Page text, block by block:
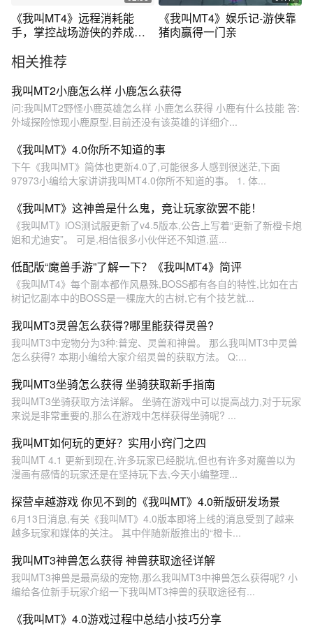
《我叫MT4》远程消耗能
手，掌控战场游侠的养成技
《我叫MT4》娱乐记-游侠靠
猪肉赢得一门亲
相关推荐
我叫MT2小鹿怎么样 小鹿怎么获得
问:我叫MT2野怪小鹿英雄怎么样 小鹿怎么获得 小鹿有什么技能 答:
外域探险惊现小鹿原型,目前还没有该英雄的详细介...
《我叫MT》4.0你所不知道的事
下午《我叫MT》简体也更新4.0了,可能很多人感到很迷茫,下面
97973小编给大家讲讲我叫MT4.0你所不知道的事。 1. 体...
《我叫MT》这神兽是什么鬼，竟让玩家欲罢不能！
《我叫MT》iOS测试服更新了v4.5版本,公告上写着“更新了新橙卡炮
姐和尤迪安”。 可是,相信很多小伙伴还不知道,蓝...
低配版“魔兽手游”了解一下？《我叫MT4》简评
《我叫MT4》每个副本都作风悬殊,BOSS都有各自的特性,比如在古
树记忆副本中的BOSS是一棵庞大的古树,它有个技艺就...
我叫MT3灵兽怎么获得?哪里能获得灵兽?
我叫MT3中宠物分为3种:普宠、灵兽和神兽。 那么我叫MT3中灵兽
怎么获得? 本期小编给大家介绍灵兽的获取方法。 Q:...
我叫MT3坐骑怎么获得 坐骑获取新手指南
我叫MT3坐骑获取方法详解。 坐骑在游戏中可以提高战力,对于玩家
来说是非常重要的,那么在游戏中怎样获得坐骑呢? ...
我叫MT如何玩的更好？实用小窍门之四
我叫MT 4.1 更新到现在,许多玩家已经脱坑,但也有许多对魔兽以为
漫画有感情的玩家还是在坚持玩下去,今天小编整理...
探营卓越游戏 你见不到的《我叫MT》4.0新版研发场景
6月13日消息,有关《我叫MT》4.0版本即将上线的消息受到了越来
越多玩家和媒体的关注。 其中伴随新版推出的“橙卡...
我叫MT3神兽怎么获得 神兽获取途径详解
我叫MT3神兽是最高级的宠物,那么我叫MT3中神兽怎么获得呢? 小
编给各位新手玩家介绍一下我叫MT3神兽的获取途径有...
《我叫MT》4.0游戏过程中总结小技巧分享